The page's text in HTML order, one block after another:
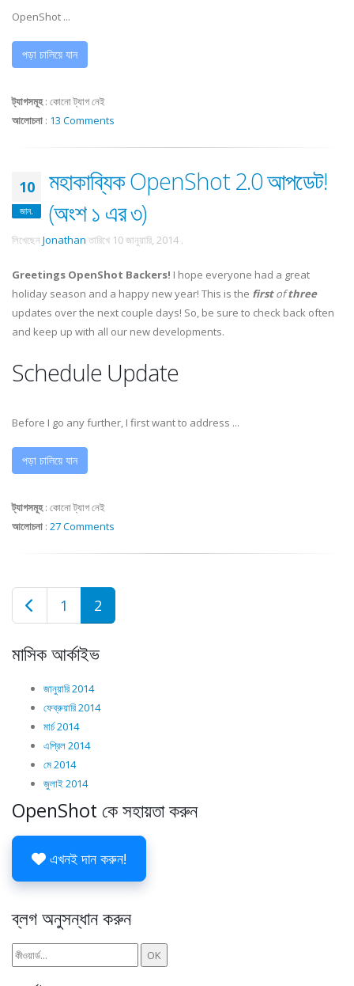
OpenShot ...
পড়া চালিয়ে যান
ট্যাগসমূহ: কোনো ট্যাগ নেই
আলোচনা : 13 Comments
10
জান.
মহাকাব্যিক OpenShot 2.0 আপডেট!
(অংশ ১ এর ৩)
লিখেছেন Jonathan তারিখে 10 জানুয়ারি, 2014 .
Greetings OpenShot Backers! I hope everyone had a great
holiday season and a happy new year! This is the firstofthree
updates over the next couple days! So, be sure to check back often
and keep up with all our new developments.
Schedule Update
Before I go any further, I first want to address ...
পড়া চালিয়ে যান
ট্যাগসমূহ: কোনো ট্যাগ নেই
আলোচনা : 27 Comments
1 2
মাসিক আর্কাইভ
জানুয়ারি 2014
ফেব্রুয়ারি 2014
মার্চ 2014
এপ্রিল 2014
মে 2014
জুলাই 2014
OpenShot কে সহায়তা করুন
এখনই দান করুন!
ব্লগ অনুসন্ধান করুন